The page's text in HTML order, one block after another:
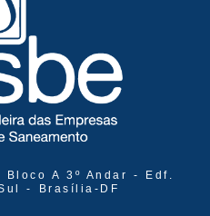
A 3º Andar - Edf.
- Brasília-DF